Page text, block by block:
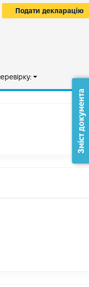
Подати декларацію
Зміст документа